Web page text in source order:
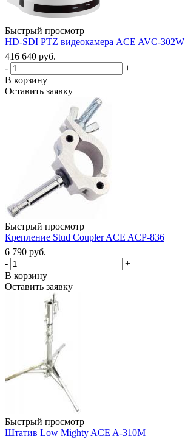
Быстрый просмотр
HD-SDI PTZ видеокамера ACE AVC-302W
416 640 руб.
-
+
В корзину
Оставить заявку
Быстрый просмотр
Крепление Stud Coupler ACE ACP-836
6 790 руб.
-
+
В корзину
Оставить заявку
Быстрый просмотр
Штатив Low Mighty ACE A-310M